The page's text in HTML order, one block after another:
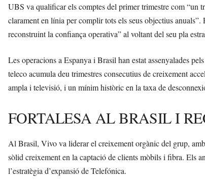
UBS va qualificar els comptes del primer trimestre com “un
clarament en línia per complir tots els seus objectius
reconstruint la confiança operativa” al voltant del seu pla
Les operacions a Espanya i Brasil han estat assenyalades
teleco acumula deu trimestres consecutius de creixement
ampla i televisió, i un mínim històric en la taxa de
FORTALESA AL BRASIL I
Al Brasil, Vivo va liderar el creixement orgànic del grup,
sòlid creixement en la captació de clients mòbils i fibra. Els
l’estratègia d’expansió de Telefónica.